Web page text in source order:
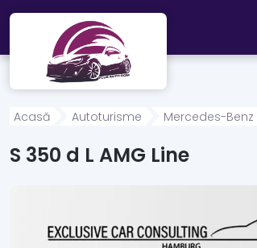
Mergi direct la conținutul principal
Acasă Autoturisme Mercedes-Benz
S 350 d L AMG Line